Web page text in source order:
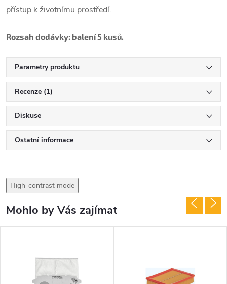
přístup k životnímu prostředí.
Rozsah dodávky: balení 5 kusů.
Parametry produktu
Recenze (1)
Diskuse
Ostatní informace
High-contrast mode
Mohlo by Vás zajímat